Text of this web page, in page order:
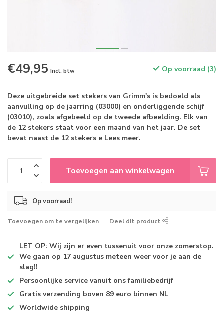
€49,95 Incl. btw Op voorraad (3)
Deze uitgebreide set stekers van Grimm's is bedoeld als
aanvulling op de jaarring (03000) en onderliggende schijf
(03010), zoals afgebeeld op de tweede afbeelding. Elk van
de 12 stekers staat voor een maand van het jaar. De set
bevat naast de 12 stekers e Lees meer.
Toevoegen aan winkelwagen
Op voorraad!
Toevoegen om te vergelijken Deel dit product
LET OP: Wij zijn er even tussenuit voor onze zomerstop.
We gaan op 17 augustus meteen weer voor je aan de
slag!!
Persoonlijke service vanuit ons familiebedrijf
Gratis verzending boven 89 euro binnen NL
Worldwide shipping